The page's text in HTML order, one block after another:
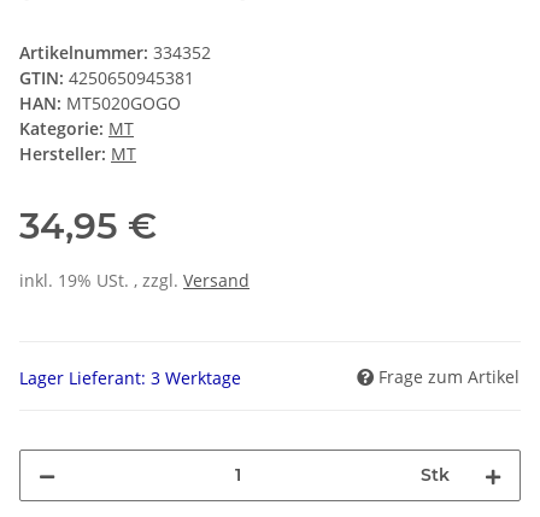
Artikelnummer: 334352
GTIN: 4250650945381
HAN: MT5020GOGO
Kategorie: MT
Hersteller: MT
34,95 €
inkl. 19% USt. , zzgl. Versand
Lager Lieferant: 3 Werktage Frage zum Artikel
Stk